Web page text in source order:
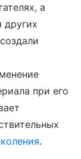
а
других
при его
.